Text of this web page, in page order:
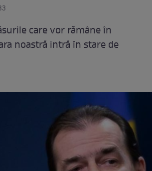
care vor rămâne în
noastră intră în stare de